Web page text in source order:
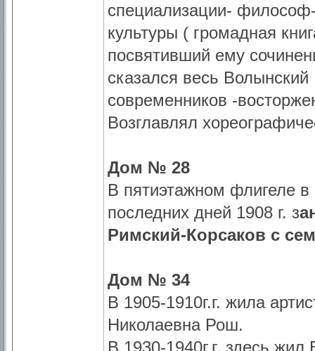
специализации- философ-
культуры ( громадная
посвятивший ему
сказался весь
современников -
Возглавлял
Дом № 28
В пятиэтажном флигеле
последних дней 1908 г. з
Римский-Корсаков с
Дом № 34
В 1905-1910г.г. жила
Николаевна Рош.
В 1930-1940г.г. здесь